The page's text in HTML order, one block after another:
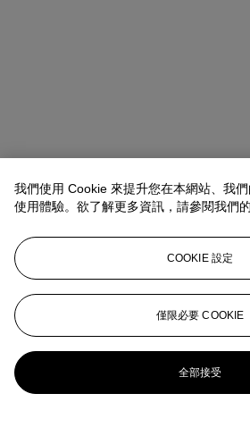
我們使用 Cookie 來提升您在本網站、我
使用體驗。欲了解更多資訊，請參閱我們的
COOKIE 設定
僅限必要 COOKIE
全部接受